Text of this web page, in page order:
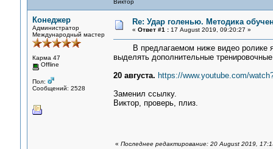
Виктор
Конеджер
Администратор
Международный мастер
Карма 47
Offline
Пол:
Сообщений: 2528
Re: Удар голенью. Методика
« Ответ #1 :17 August 2019, 09:20:27 »
В предлагаемом ниже видео ролике я
выделять дополнительные
20 августа. https://www.youtube.com/
Заменил ссылку.
Виктор, проверь, плиз.
« Последнее редактирование: 20 August 2019,